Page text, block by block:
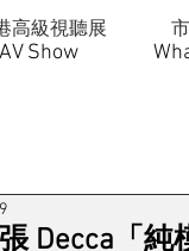
高級視聽展
AV Show
Decca「純